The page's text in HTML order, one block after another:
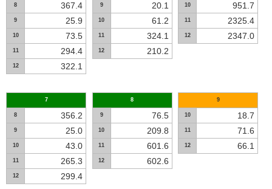
8 367.4
9 25.9
10 73.5
11 294.4
12 322.1
9 20.1
10 61.2
11 324.1
12 210.2
10 951.7
11 2325.4
12 2347.0
7
8 356.2
9 25.0
10 43.0
11 265.3
12 299.4
8
9 76.5
10 209.8
11 601.6
12 602.6
9
10 18.7
11 71.6
12 66.1